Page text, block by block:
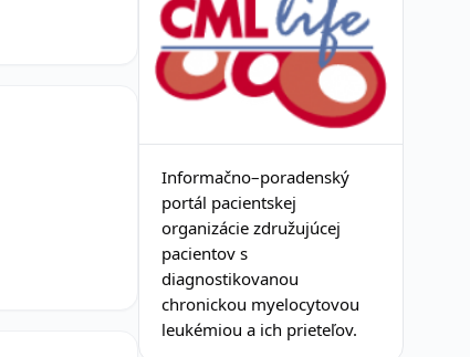
Informačno–poradenský
portál pacientskej
organizácie združujúcej
pacientov s
diagnostikovanou
chronickou myelocytovou
leukémiou a ich prieteľov.